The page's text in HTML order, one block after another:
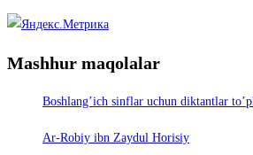
Mashhur maqolalar
Boshlang’ich sinflar uchun diktantlar
Ar-Robiy ibn Zaydul Horisiy